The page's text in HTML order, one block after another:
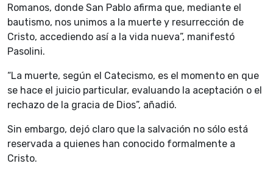
Romanos, donde San Pablo afirma que, mediante el
bautismo, nos unimos a la muerte y resurrección de
Cristo, accediendo así a la vida nueva”, manifestó
Pasolini.
“La muerte, según el Catecismo, es el momento en que
se hace el juicio particular, evaluando la aceptación o el
rechazo de la gracia de Dios”, añadió.
Sin embargo, dejó claro que la salvación no sólo está
reservada a quienes han conocido formalmente a
Cristo.